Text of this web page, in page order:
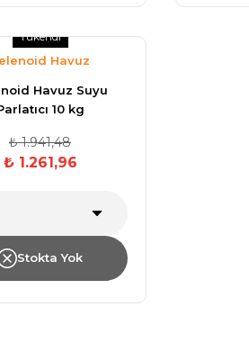
Tükendi
Havuz
Havuz Suyu
10 kg
₺ 1.941,48
₺ 1.261,96
Stokta Yok